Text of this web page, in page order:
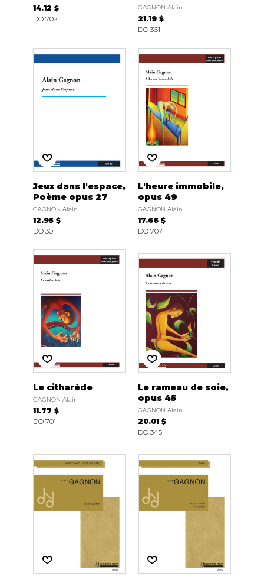
14.12 $
DO 702
GAGNON Alain
21.19 $
DO 361
Jeux dans l'espace,
Poème opus 27
GAGNON Alain
12.95 $
DO 30
L'heure immobile,
opus 49
GAGNON Alain
17.66 $
DO 707
Le citharède
GAGNON Alain
11.77 $
DO 701
Le rameau de soie,
opus 45
GAGNON Alain
20.01 $
DO 345